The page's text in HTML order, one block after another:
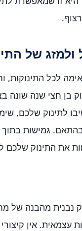
של
לכל התינוקות,
בן חצי שנה שונה
לתינוק שלכם,
גמישות
את התינוק שלכם
נבנית מהבנה של
עצמאית. אין